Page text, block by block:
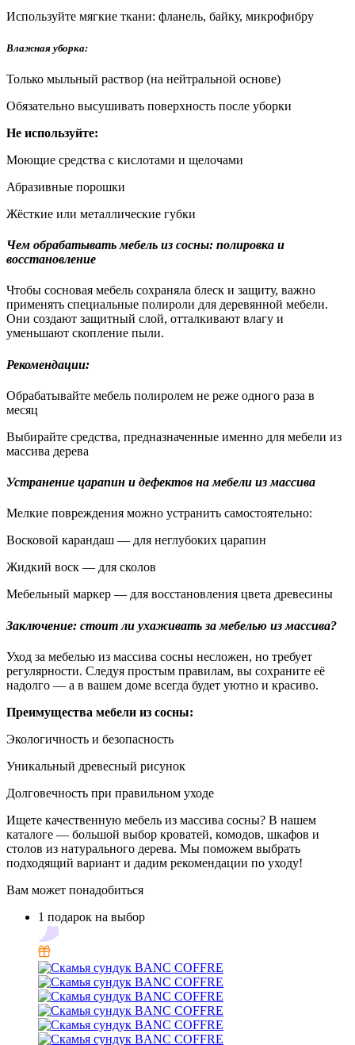
Используйте мягкие ткани: фланель, байку, микрофибру
Влажная уборка:
Только мыльный раствор (на нейтральной основе)
Обязательно высушивать поверхность после уборки
Не используйте:
Моющие средства с кислотами и щелочами
Абразивные порошки
Жёсткие или металлические губки
Чем обрабатывать мебель из сосны: полировка и
восстановление
Чтобы сосновая мебель сохраняла блеск и защиту, важно
применять специальные полироли для деревянной мебели.
Они создают защитный слой, отталкивают влагу и
уменьшают скопление пыли.
Рекомендации:
Обрабатывайте мебель полиролем не реже одного раза в
месяц
Выбирайте средства, предназначенные именно для мебели из
массива дерева
Устранение царапин и дефектов на мебели из массива
Мелкие повреждения можно устранить самостоятельно:
Восковой карандаш — для неглубоких царапин
Жидкий воск — для сколов
Мебельный маркер — для восстановления цвета древесины
Заключение: стоит ли ухаживать за мебелью из массива?
Уход за мебелью из массива сосны несложен, но требует
регулярности. Следуя простым правилам, вы сохраните её
надолго — а в вашем доме всегда будет уютно и красиво.
Преимущества мебели из сосны:
Экологичность и безопасность
Уникальный древесный рисунок
Долговечность при правильном уходе
Ищете качественную мебель из массива сосны? В нашем
каталоге — большой выбор кроватей, комодов, шкафов и
столов из натурального дерева. Мы поможем выбрать
подходящий вариант и дадим рекомендации по уходу!
Вам может понадобиться
1 подарок на выбор